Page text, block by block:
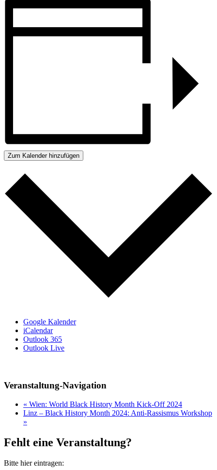
Zum Kalender hinzufügen
Google Kalender
iCalendar
Outlook 365
Outlook Live
Veranstaltung-Navigation
« Wien: World Black History Month Kick-Off 2024
Linz – Black History Month 2024: Anti-Rassismus Workshop
»
Fehlt eine Veranstaltung?
Bitte hier eintragen: